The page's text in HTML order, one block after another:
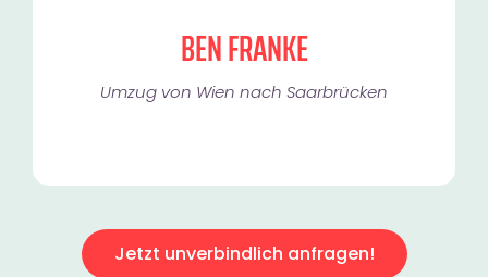
BEN FRANKE
Umzug von Wien nach Saarbrücken
Jetzt unverbindlich anfragen!